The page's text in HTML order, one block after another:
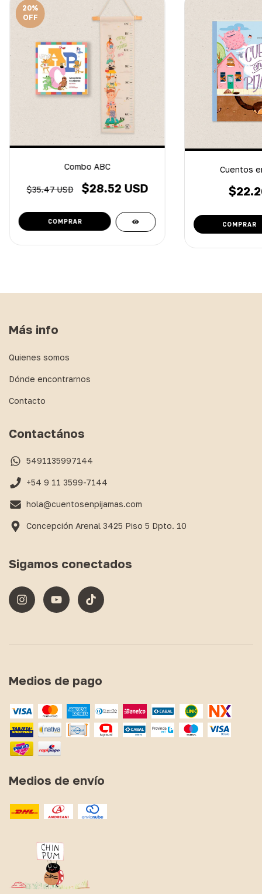
20%
OFF
Combo ABC
$35.47 USD $28.52 USD
Cuentos
Más info
Quienes somos
Dónde encontrarnos
Contacto
Contactános
5491135997144
+54 9 11 3599-7144
hola@cuentosenpijamas.com
Concepción Arenal 3425 Piso 5 Dpto. 10
Sigamos conectados
Medios de pago
Medios de envío